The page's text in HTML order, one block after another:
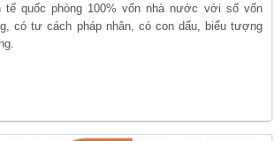
tế quốc phòng 100% vốn nhà nước với số vốn
có tư cách pháp nhân, có con dấu, biểu tượng